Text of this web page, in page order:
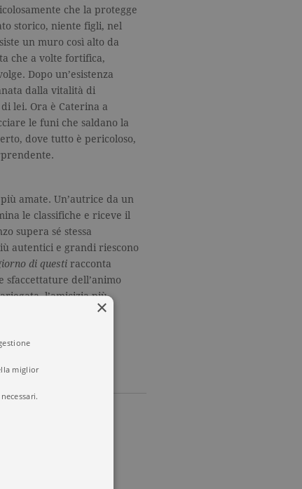
che la protegge
storico, niente figli, nel
un muro così alto da
che a volte fortifica,
Dopo un’esistenza
dalla vitalità di
lei. Ora è Caterina a
le funi che saldano la
dove tutto è pericoloso,
amate. Un’autrice da un
le classifiche e riceve il
supera sé stessa
autentici e grandi riescono
di questi racconta
sfaccettature dell’animo
l’amicizia più
×
miglior